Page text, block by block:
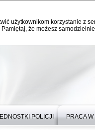
użytkownikom korzystanie z
że możesz
POLICJI PRACA W